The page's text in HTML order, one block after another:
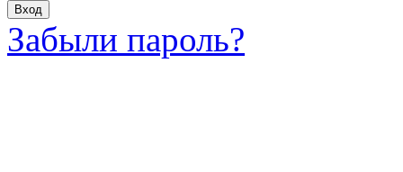
Забыли пароль?